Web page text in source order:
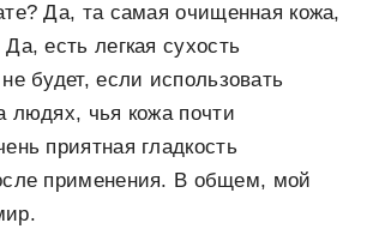
Да, та самая очищенная кожа,
есть легкая сухость
будет, если использовать
людях, чья кожа почти
приятная гладкость
применения. В общем, мой